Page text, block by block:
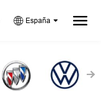
España